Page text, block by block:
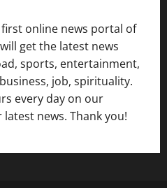
online news portal of
get the latest news
sports, entertainment,
job, spirituality.
every day on our
news. Thank you!